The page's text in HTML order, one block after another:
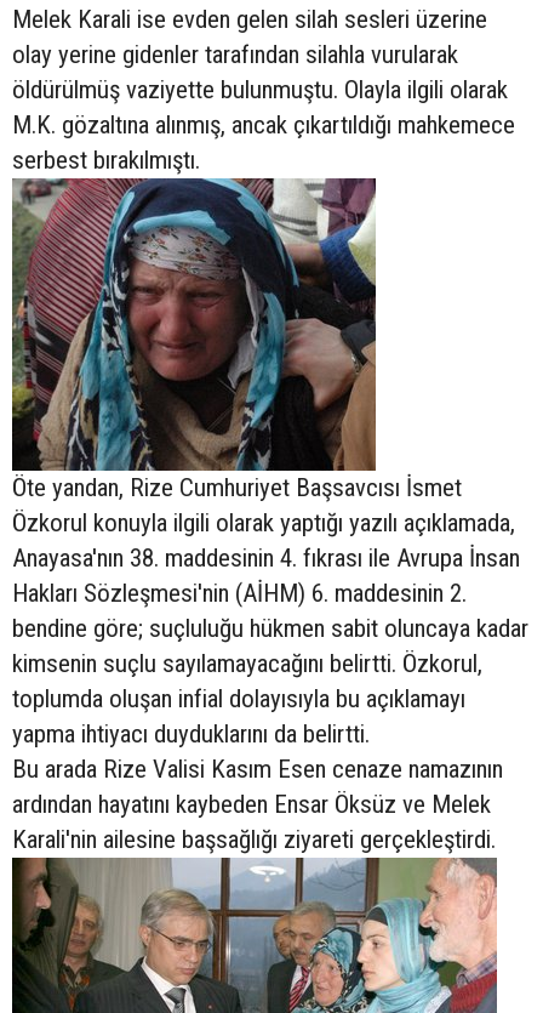
Melek Karali ise evden gelen silah sesleri üzerine
olay yerine gidenler tarafından silahla vurularak
öldürülmüş vaziyette bulunmuştu. Olayla ilgili olarak
M.K. gözaltına alınmış, ancak çıkartıldığı mahkemece
serbest bırakılmıştı.
Öte yandan, Rize Cumhuriyet Başsavcısı İsmet
Özkorul konuyla ilgili olarak yaptığı yazılı açıklamada,
Anayasa'nın 38. maddesinin 4. fıkrası ile Avrupa İnsan
Hakları Sözleşmesi'nin (AİHM) 6. maddesinin 2.
bendine göre; suçluluğu hükmen sabit oluncaya kadar
kimsenin suçlu sayılamayacağını belirtti. Özkorul,
toplumda oluşan infial dolayısıyla bu açıklamayı
yapma ihtiyacı duyduklarını da belirtti.
Bu arada Rize Valisi Kasım Esen cenaze namazının
ardından hayatını kaybeden Ensar Öksüz ve Melek
Karali'nin ailesine başsağlığı ziyareti gerçekleştirdi.